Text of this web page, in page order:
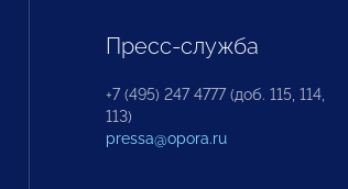
Пресс-служба
+7 (495) 247 4777 (доб. 115, 114,
113)
pressa@opora.ru